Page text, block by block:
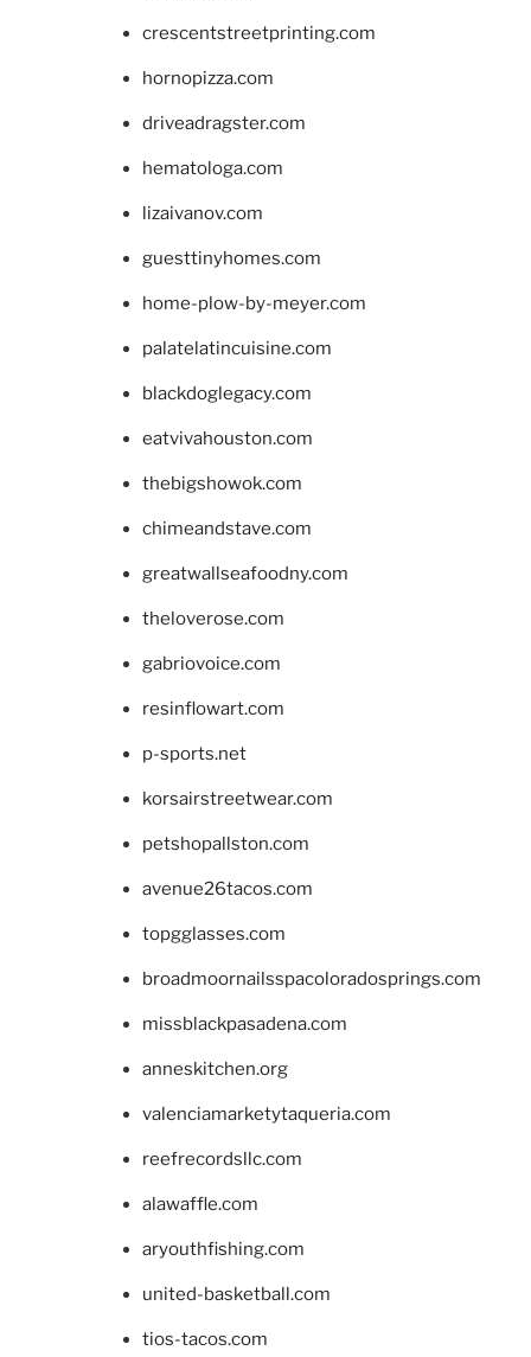
crescentstreetprinting.com
hornopizza.com
driveadragster.com
hematologa.com
lizaivanov.com
guesttinyhomes.com
home-plow-by-meyer.com
palatelatincuisine.com
blackdoglegacy.com
eatvivahouston.com
thebigshowok.com
chimeandstave.com
greatwallseafoodny.com
theloverose.com
gabriovoice.com
resinflowart.com
p-sports.net
korsairstreetwear.com
petshopallston.com
avenue26tacos.com
topgglasses.com
broadmoornailsspacoloradosprings.com
missblackpasadena.com
anneskitchen.org
valenciamarketytaqueria.com
reefrecordsllc.com
alawaffle.com
aryouthfishing.com
united-basketball.com
tios-tacos.com